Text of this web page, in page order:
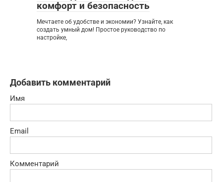
комфорт и безопасность
Мечтаете об удобстве и экономии? Узнайте, как
создать умный дом! Простое руководство по
настройке,
Добавить комментарий
Имя
Email
Комментарий